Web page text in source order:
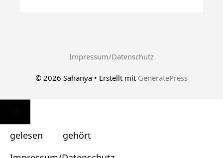
Impressum/Datenschutz
© 2026 Sahanya • Erstellt mit GeneratePress
Schließen
gelesen
gehört